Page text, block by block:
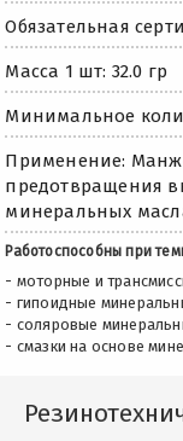
Обязательная
Масса 1 шт: 32.0 гр
Минимальное
Применение:
предотвращения
минеральных
Работоспособны при
- моторные и
- гипоидные
- соляровые
- смазки на основе